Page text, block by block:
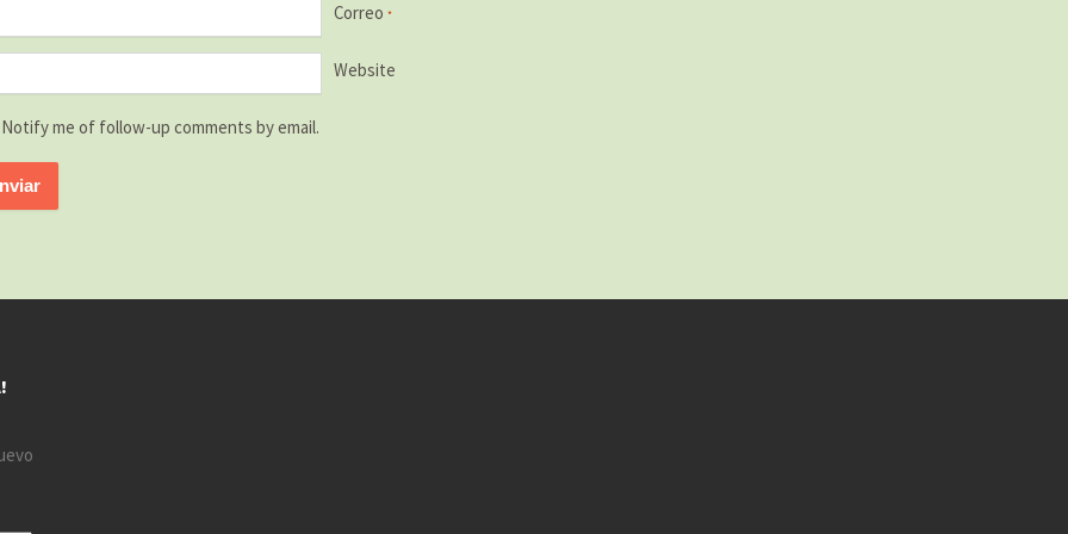
Correo *
Website
Notify me of follow-up comments by email.